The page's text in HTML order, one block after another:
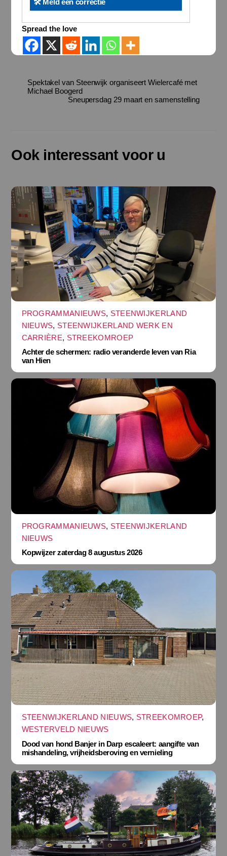
Spread the love
Spektakel van Steenwijk organiseert Wielercafé met
Michael Boogerd
Sneupersdag 29 maart en samenstelling
Ook interessant voor u
PROGRAMMANIEUWS, STEENWIJKERLAND
NIEUWS, STEENWIJKERLAND WERK EN
CARRIÈRE, STREEKOMROEP
Achter de schermen: radio veranderde leven van Ria
van Hien
PROGRAMMANIEUWS, STEENWIJKERLAND
NIEUWS
Kopwijzer zaterdag 8 augustus 2026
STEENWIJKERLAND NIEUWS, STREEKOMROEP,
WESTERVELD NIEUWS
Dood van hond Banjer in Darp escaleert: aangifte van
mishandeling, vrijheidsberoving en vernieling